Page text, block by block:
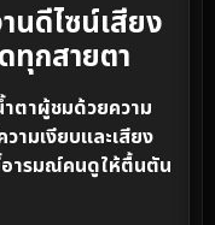
ดีไซน์เสียง
ทุกสายตา
ตาผู้ชมด้วยความ
ามเงียบและเสียง
อารมณ์คนดูให้ตื้นตัน